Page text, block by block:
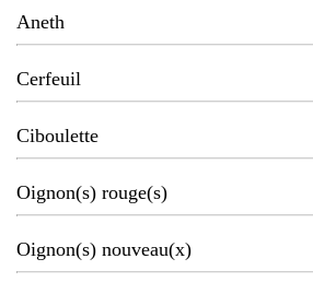
Aneth
Cerfeuil
Ciboulette
Oignon(s) rouge(s)
Oignon(s) nouveau(x)